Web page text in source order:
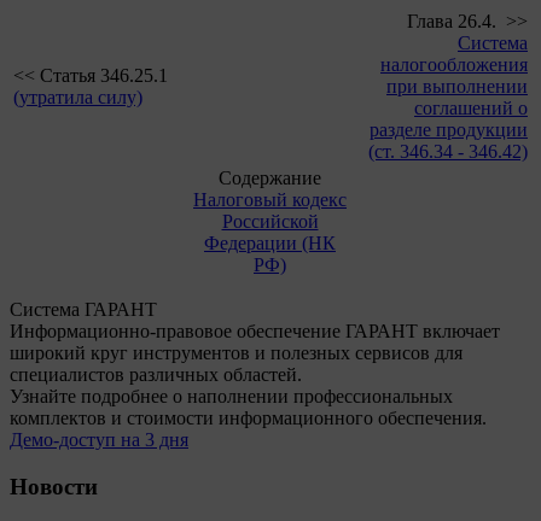
<< Статья 346.25.1
(утратила силу)
Глава 26.4. >>
Система
налогообложения
при выполнении
соглашений о
разделе продукции
(ст. 346.34 - 346.42)
Содержание
Налоговый кодекс
Российской
Федерации (НК
РФ)
Система ГАРАНТ
Информационно-правовое обеспечение ГАРАНТ включает
широкий круг инструментов и полезных сервисов для
специалистов различных областей.
Узнайте подробнее о наполнении профессиональных
комплектов и стоимости информационного обеспечения.
Демо-доступ на 3 дня
Новости